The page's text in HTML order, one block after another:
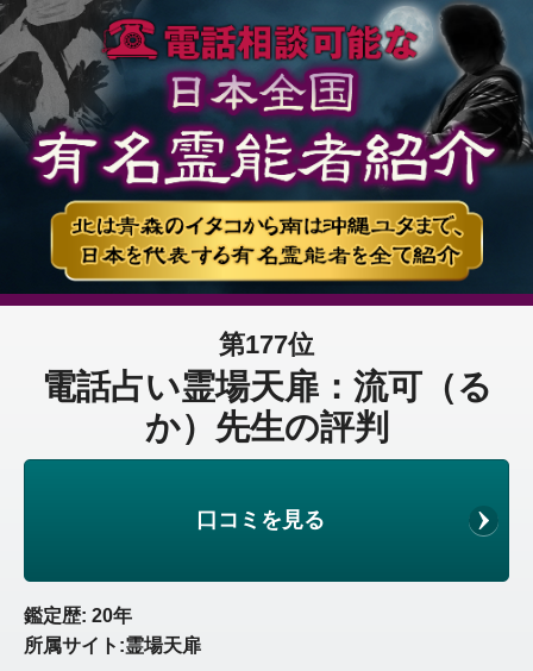
第177位
電話占い霊場天扉：流可（る
か）先生の評判
口コミを見る
鑑定歴: 20年
所属サイト:霊場天扉